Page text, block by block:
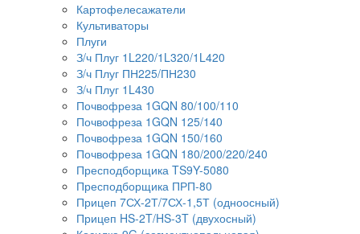
Картофелесажатели
Культиваторы
Плуги
З/ч Плуг 1L220/1L320/1L420
З/ч Плуг ПН225/ПН230
З/ч Плуг 1L430
Почвофреза 1GQN 80/100/110
Почвофреза 1GQN 125/140
Почвофреза 1GQN 150/160
Почвофреза 1GQN 180/200/220/240
Пресподборщика TS9Y-5080
Пресподборщика ПРП-80
Прицеп 7СХ-2Т/7СХ-1,5Т (одноосный)
Прицеп HS-2T/HS-3T (двухосный)